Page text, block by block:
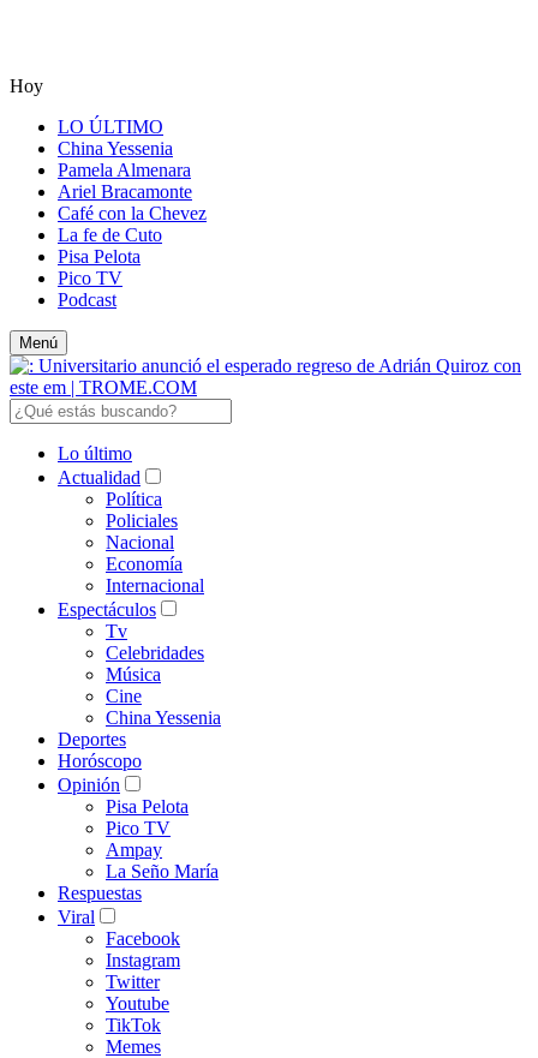
Hoy
LO ÚLTIMO
China Yessenia
Pamela Almenara
Ariel Bracamonte
Café con la Chevez
La fe de Cuto
Pisa Pelota
Pico TV
Podcast
Menú
Lo último
Actualidad
Política
Policiales
Nacional
Economía
Internacional
Espectáculos
Tv
Celebridades
Música
Cine
China Yessenia
Deportes
Horóscopo
Opinión
Pisa Pelota
Pico TV
Ampay
La Seño María
Respuestas
Viral
Facebook
Instagram
Twitter
Youtube
TikTok
Memes